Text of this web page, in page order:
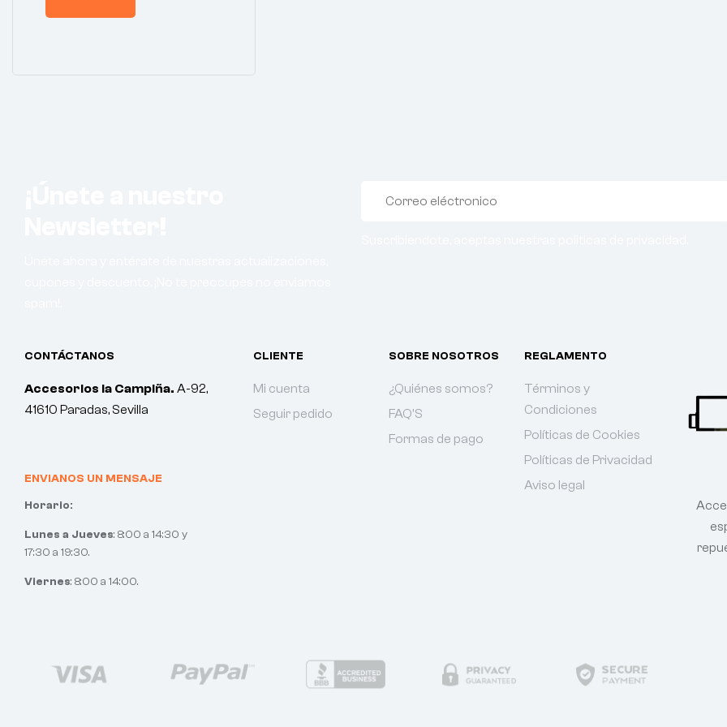
CONTÁCTANOS
Accesorios la Campiña. A-92,
41610 Paradas, Sevilla
ENVIANOS UN MENSAJE
Horario:
Lunes a Jueves: 8:00 a 14:30 y
17:30 a 19:30.
Viernes: 8:00 a 14:00.
CLIENTE
Mi cuenta
Seguir pedido
SOBRE NOSOTROS
¿Quiénes somos?
FAQ'S
Formas de pago
REGLAMENTO
Términos y
Condiciones
Políticas de Cookies
Políticas de Privacidad
Aviso legal